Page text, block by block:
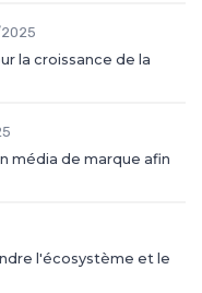
la croissance de la
média de marque afin
l'écosystème et le